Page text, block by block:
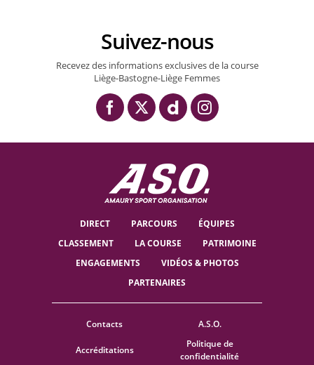
Suivez-nous
Recevez des informations exclusives de la course
Liège-Bastogne-Liège Femmes
DIRECT PARCOURS
ÉQUIPES
CLASSEMENT
LA COURSE
PATRIMOINE
ENGAGEMENTS
VIDÉOS & PHOTOS
PARTENAIRES
Contacts A.S.O.
Accréditations
Politique de
confidentialité